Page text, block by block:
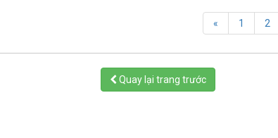
« 1 2
Quay lại trang trước